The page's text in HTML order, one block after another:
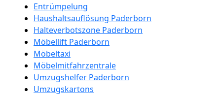
Entrümpelung
Haushaltsauflösung Paderborn
Halteverbotszone Paderborn
Möbellift Paderborn
Möbeltaxi
Möbelmitfahrzentrale
Umzugshelfer Paderborn
Umzugskartons